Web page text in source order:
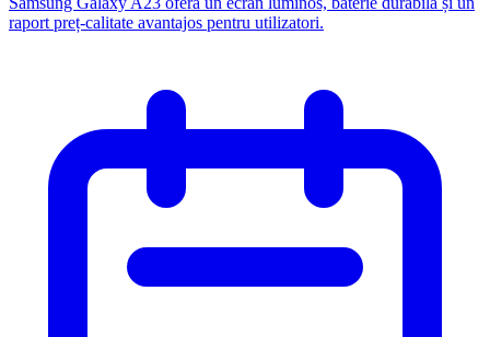
raport preț-calitate avantajos pentru utilizatori.